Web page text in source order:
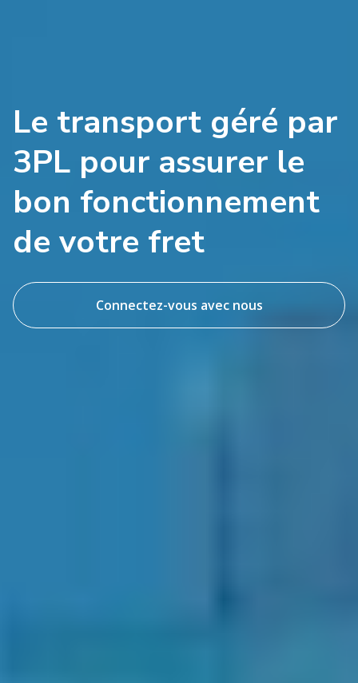
Le transport géré par
3PL pour assurer le
bon fonctionnement
de votre fret
Connectez-vous avec nous